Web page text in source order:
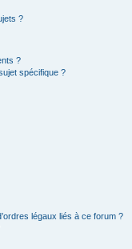
?
?
spécifique ?
légaux liés à ce forum ?